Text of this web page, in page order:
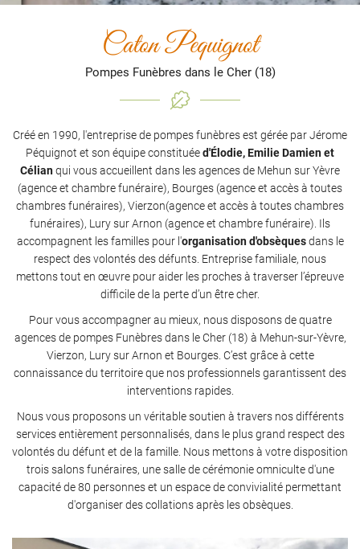
En cochant cette case, vous consentez à recevoir nos propositions commerciales à
l'adresse email indiqué ci-dessus. Vous pouvez vous désinscrire à tout moment en
le formulaire de désinscription
Inscription
Caton Pequignot
Pompes Funèbres dans le Cher (18)
Créé en 1990, l'entreprise de pompes funèbres est gérée par Jérome
Péquignot et son équipe constituéed'Élodie, Emilie Damien et
Célianqui vous accueillent dans les agences de Mehun sur Yèvre
(agence et chambre funéraire), Bourges (agence et accès à toutes
chambres funéraires), Vierzon(agence et accès à toutes chambres
funéraires), Lury sur Arnon (agence et chambre funéraire). Ils
accompagnent les familles pour l'organisation d'obsèquesdans le
respect des volontés des défunts. Entreprise familiale, nous
mettons tout en œuvre pour aider les proches à traverser l’épreuve
difficile de la perte d’un être cher.
Pour vous accompagner au mieux, nous disposons de quatre
agences de pompes Funèbres dans le Cher (18) à Mehun-sur-Yèvre,
Vierzon, Lury sur Arnon et Bourges. C’est grâce à cette
connaissance du territoire que nos professionnels garantissent des
interventions rapides.
Nous vous proposons un véritable soutien à travers nos différents
services entièrement personnalisés, dans le plus grand respect des
volontés du défunt et de la famille. Nous mettons à votre disposition
trois salons funéraires, une salle de cérémonie omniculte d'une
capacité de 80 personnes et un espace de convivialité permettant
d'organiser des collations après les obsèques.